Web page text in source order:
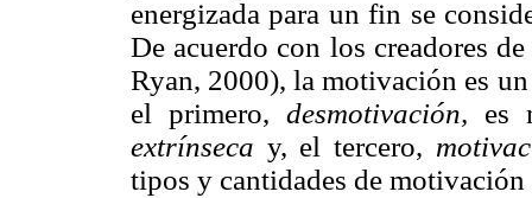
energizada para un fin se
De acuerdo con los creadores
Ryan, 2000), la motivación es
el primero, desmotivación, es
extrínseca y, el tercero,
tipos y cantidades de